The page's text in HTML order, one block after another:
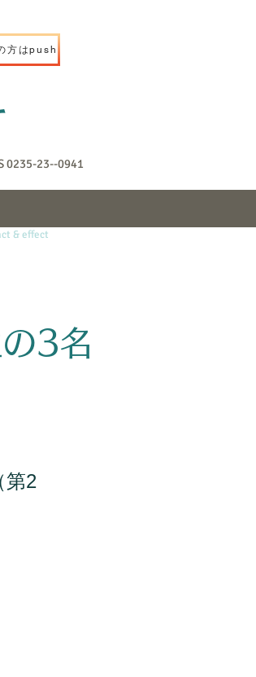
方はpush
0235-23--0941​
& effect
3名
第2